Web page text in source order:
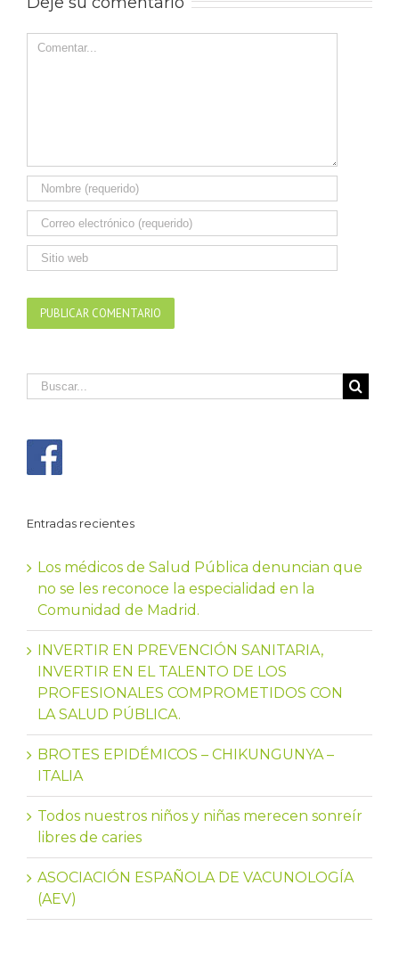
Comentar
Entradas recientes
Los médicos de Salud Pública denuncian que
no se les reconoce la especialidad en la
Comunidad de Madrid.
INVERTIR EN PREVENCIÓN SANITARIA,
INVERTIR EN EL TALENTO DE LOS
PROFESIONALES COMPROMETIDOS CON
LA SALUD PÚBLICA.
BROTES EPIDÉMICOS – CHIKUNGUNYA –
ITALIA
Todos nuestros niños y niñas merecen sonreír
libres de caries
ASOCIACIÓN ESPAÑOLA DE VACUNOLOGÍA
(AEV)